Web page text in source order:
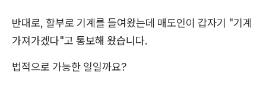
반대로, 할부로 기계를 들여왔는데 매도인이 갑자기 "기계
가져가겠다"고 통보해 왔습니다.
법적으로 가능한 일일까요?